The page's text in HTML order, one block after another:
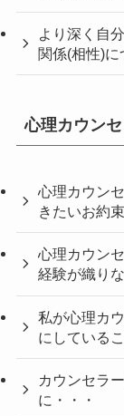
より深く自
関係(相性)に
心理カウン
心理カウン
きたいお約束
心理カウン
経験が織り
私が心理カ
にしている
カウンセラ
に・・・